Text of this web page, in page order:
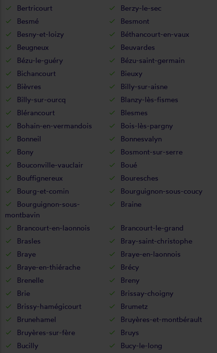
Bertricourt
Berzy-le-sec
Besmé
Besmont
Besny-et-loizy
Béthancourt-en-vaux
Beugneux
Beuvardes
Bézu-le-guéry
Bézu-saint-germain
Bichancourt
Bieuxy
Bièvres
Billy-sur-aisne
Billy-sur-ourcq
Blanzy-lès-fismes
Blérancourt
Blesmes
Bohain-en-vermandois
Bois-lès-pargny
Bonneil
Bonnesvalyn
Bony
Bosmont-sur-serre
Bouconville-vauclair
Boué
Bouffignereux
Bouresches
Bourg-et-comin
Bourguignon-sous-coucy
Bourguignon-sous-
montbavin
Braine
Brancourt-en-laonnois
Brancourt-le-grand
Brasles
Bray-saint-christophe
Braye
Braye-en-laonnois
Braye-en-thiérache
Brécy
Brenelle
Breny
Brie
Brissay-choigny
Brissy-hamégicourt
Brumetz
Brunehamel
Bruyères-et-montbérault
Bruyères-sur-fère
Bruys
Bucilly
Bucy-le-long